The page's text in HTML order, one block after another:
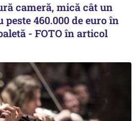
cameră, mică cât un
460.000 de euro în
- FOTO în articol